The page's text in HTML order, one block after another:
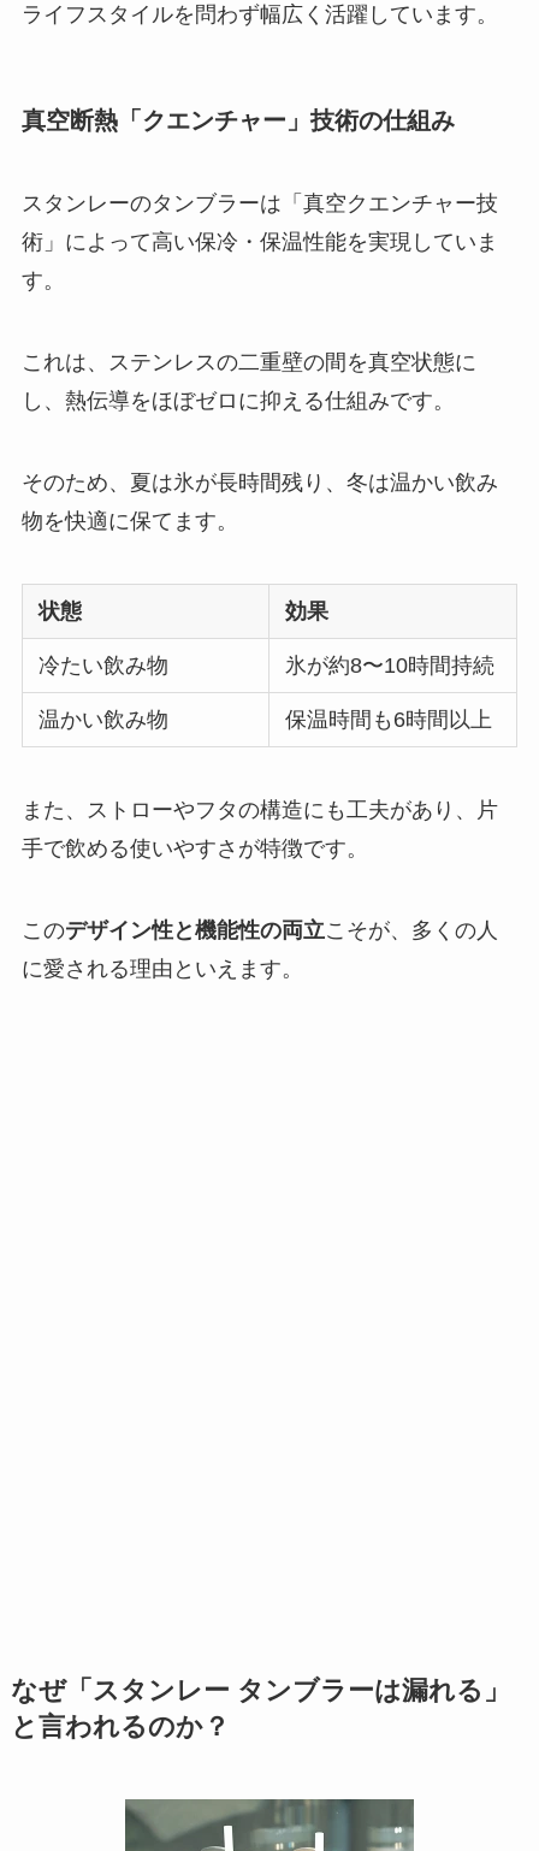
ライフスタイルを問わず幅広く活躍しています。
真空断熱「クエンチャー」技術の仕組み
スタンレーのタンブラーは「真空クエンチャー技
術」によって高い保冷・保温性能を実現していま
す。
これは、ステンレスの二重壁の間を真空状態に
し、熱伝導をほぼゼロに抑える仕組みです。
そのため、夏は氷が長時間残り、冬は温かい飲み
物を快適に保てます。
状態 効果
冷たい飲み物 氷が約8〜10時間持続
温かい飲み物 保温時間も6時間以上
また、ストローやフタの構造にも工夫があり、片
手で飲める使いやすさが特徴です。
このデザイン性と機能性の両立こそが、多くの人
に愛される理由といえます。
なぜ「スタンレー タンブラーは漏れる」
と言われるのか？